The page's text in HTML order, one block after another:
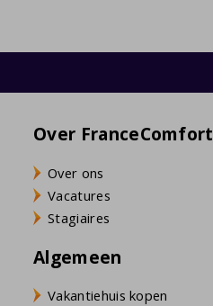
Over FranceComfort
Over ons
Vacatures
Stagiaires
Algemeen
Vakantiehuis kopen